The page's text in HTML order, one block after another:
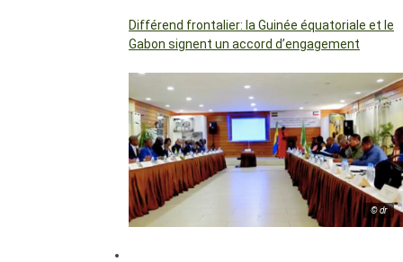
Différend frontalier: la Guinée équatoriale et le
Gabon signent un accord d’engagement
© dr